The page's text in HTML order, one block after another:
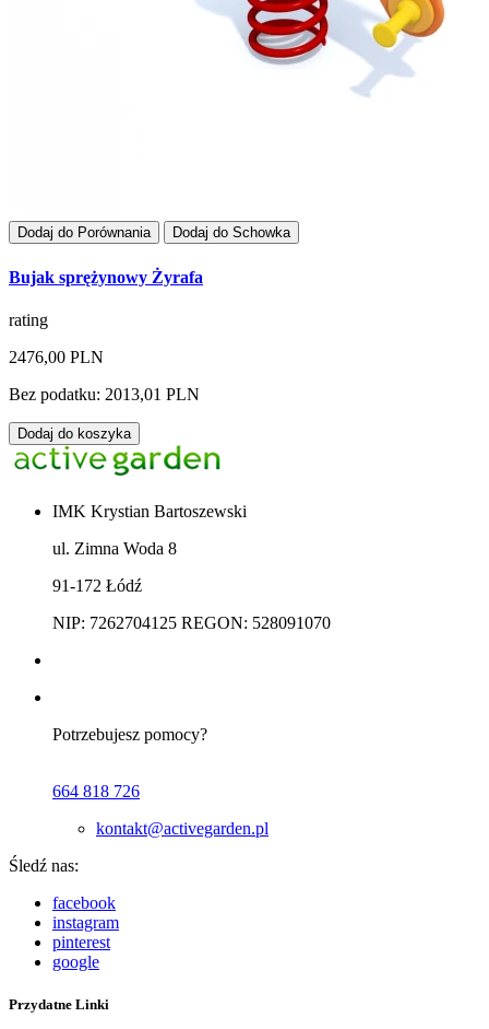
Dodaj do Porównania Dodaj do Schowka
Bujak sprężynowy Żyrafa
rating
2476,00 PLN
Bez podatku: 2013,01 PLN
Dodaj do koszyka
IMK Krystian Bartoszewski
ul. Zimna Woda 8
91-172 Łódź
NIP: 7262704125 REGON: 528091070
Potrzebujesz pomocy?
664 818 726
kontakt@activegarden.pl
Śledź nas:
facebook
instagram
pinterest
google
Przydatne Linki